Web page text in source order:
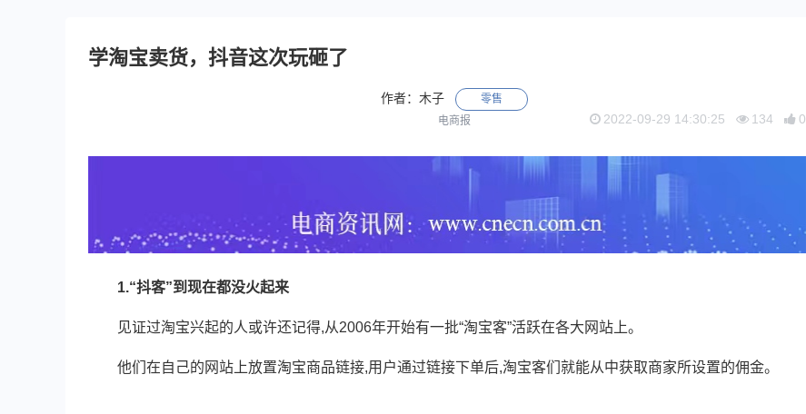
学淘宝卖货，抖音这次玩砸了
作者：木子
零售
电商报
2022-09-29 14:30:25 134 0
1.“抖客”到现在都没火起来
见证过淘宝兴起的人或许还记得,从2006年开始有一批“淘宝客”活跃在各大网站上。
他们在自己的网站上放置淘宝商品链接,用户通过链接下单后,淘宝客们就能从中获取商家所设置的佣金。